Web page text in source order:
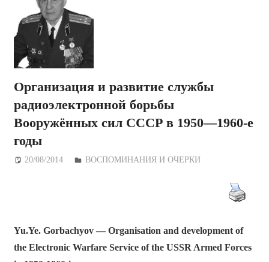
Организация и развитие службы
радиоэлектронной борьбы
Вооружённых сил СССР в 1950—1960-е
годы
20/08/2014 Дежурный по Редакции
ВОСПОМИНАНИЯ И ОЧЕРКИ
Yu.Ye. Gorbachyov — Organisation and development of
the Electronic Warfare Service of the USSR Armed Forces